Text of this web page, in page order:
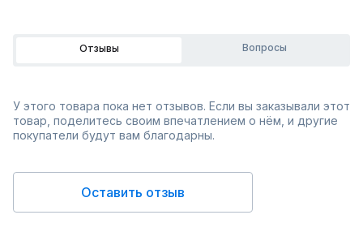
Отзывы Вопросы
У этого товара пока нет отзывов. Если вы заказывали этот
товар, поделитесь своим впечатлением о нём, и другие
покупатели будут вам благодарны.
Оставить отзыв